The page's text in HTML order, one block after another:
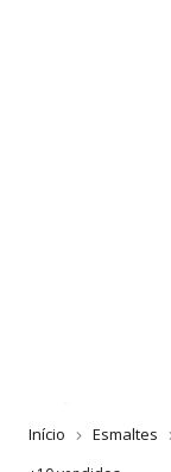
Início Esmaltes